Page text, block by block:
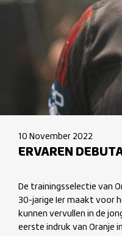
10 November 2022
ERVAREN
De trainingsselectie van
30-jarige Ier maakt voor
kunnen vervullen in de
eerste indruk van Oranje